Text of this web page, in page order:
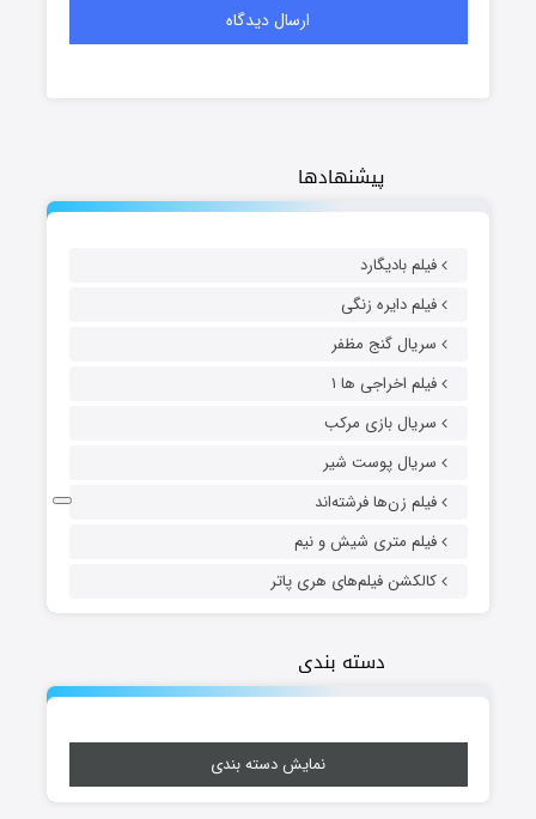
پیشنهادها
فیلم بادیگارد
فیلم دایره زنگی
سریال گنج مظفر
فیلم اخراجی ها ۱
سریال بازی مرکب
سریال پوست شیر
فیلم زن‌ها فرشته‌اند
فیلم متری شیش و نیم
کالکشن فیلم‌های هری پاتر
دسته بندی
نمایش دسته بندی